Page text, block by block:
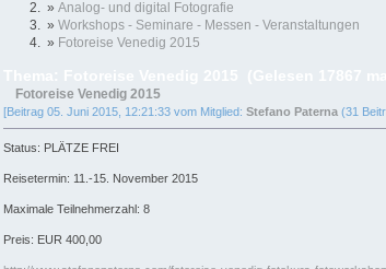
» Analog- und digital Fotografie
» Workshops - Seminare - Messen - Veranstaltungen
» Fotoreise Venedig 2015
Fotoreise Venedig 2015
[Beitrag 05. Juni 2015, 12:21:33 vom Mitglied: Stefano Paterna (31
Status: PLÄTZE FREI
Reisetermin: 11.-15. November 2015
Maximale Teilnehmerzahl: 8
Preis: EUR 400,00